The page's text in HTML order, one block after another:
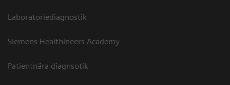
Laboratoriediagnostik
Siemens Healthineers Academy
Patientnära diagnsotik